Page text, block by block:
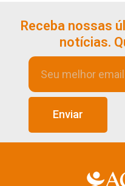
Receba nossas
notícias.
Enviar